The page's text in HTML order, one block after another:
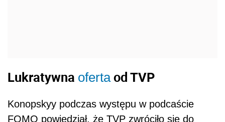
Lukratywna ofertaod TVP
Konopskyy podczas występu w podcaście
FOMO powiedział, że TVP zwróciło się do